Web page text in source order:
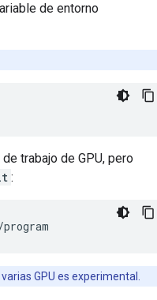
de entorno
trabajo de GPU, pero
:
GPU es experimental.